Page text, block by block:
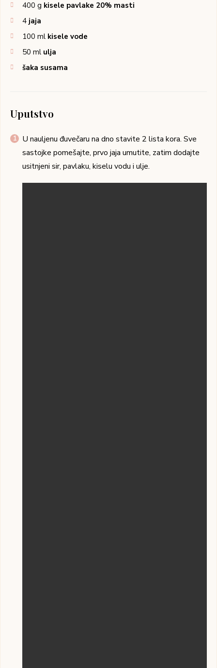
400 g kisele pavlake 20% masti
4 jaja
100 ml kisele vode
50 ml ulja
šaka susama
Uputstvo
U nauljenu đuvečaru na dno stavite 2 lista kora. Sve
sastojke pomešajte, prvo jaja umutite, zatim dodajte
usitnjeni sir, pavlaku, kiselu vodu i ulje.